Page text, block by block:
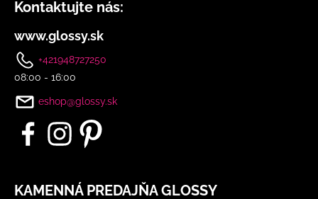
Kontaktujte nás:
www.glossy.sk
+421948727250
08:00 - 16:00
eshop@glossy.sk
KAMENNÁ PREDAJŇA GLOSSY